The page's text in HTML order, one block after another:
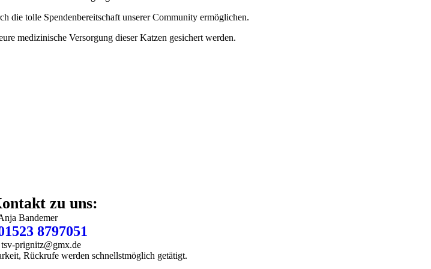
die tolle Spendenbereitschaft unserer Community ermöglichen.
medizinische Versorgung dieser Katzen gesichert werden.
zu uns:
Bandemer
8797051
prignitz@gmx.de
Rückrufe werden schnellstmöglich getätigt.